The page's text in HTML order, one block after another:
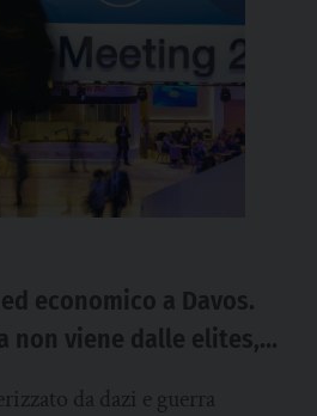
economico a Davos.
non viene dalle elites,
da dazi e guerra